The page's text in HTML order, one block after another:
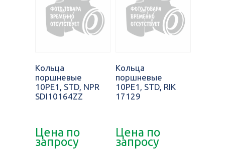
Кольца
поршневые
10PE1, STD, NPR
SDI10164ZZ
Цена по
запросу
Кольца
поршневые
10PE1, STD, RIK
17129
Цена по
запросу